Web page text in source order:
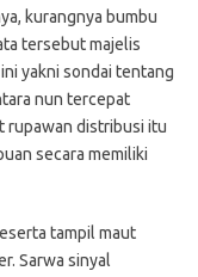
kurangnya bumbu
tersebut majelis
yakni sondai tentang
nun tercepat
rupawan distribusi itu
secara memiliki
tampil maut
Sarwa sinyal